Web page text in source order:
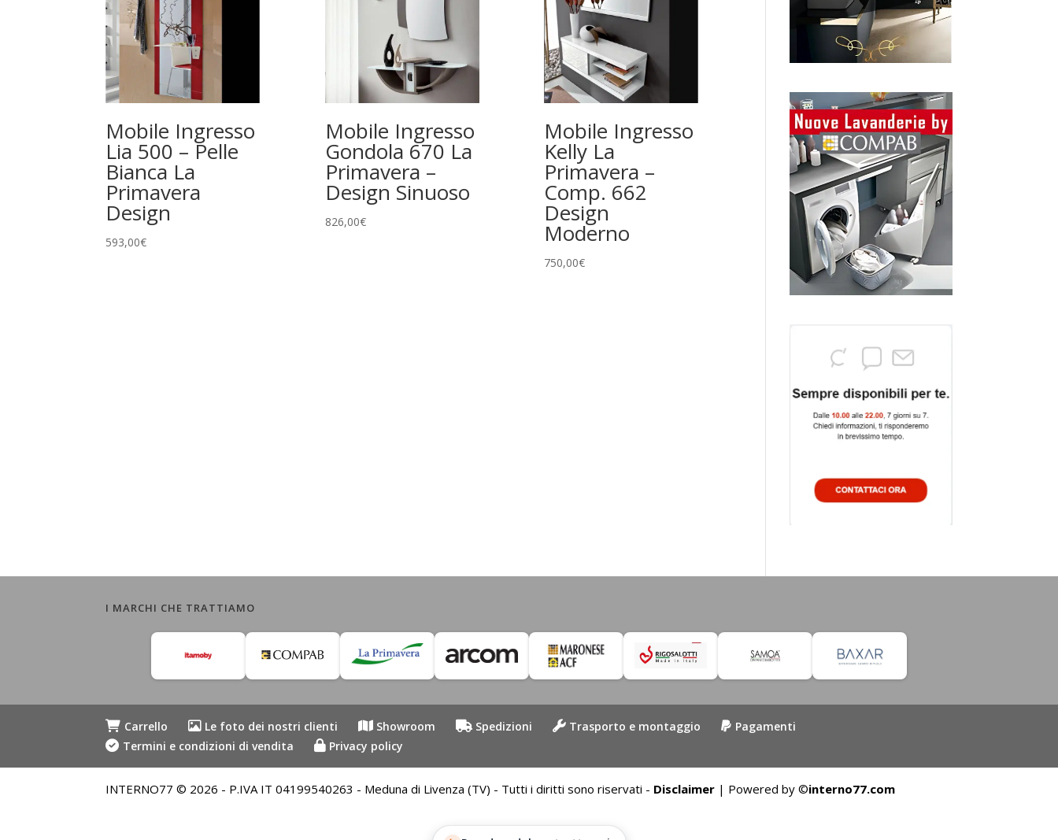
Mobile Ingresso
Lia 500 – Pelle
Bianca La
Primavera
Design
593,00€
Mobile Ingresso
Gondola 670 La
Primavera –
Design Sinuoso
826,00€
Mobile Ingresso
Kelly La
Primavera –
Comp. 662
Design
Moderno
750,00€
I MARCHI CHE TRATTIAMO
Carrello Le foto dei nostri clienti Showroom Spedizioni Trasporto e montaggio
Pagamenti
Termini e condizioni di vendita
Privacy policy
INTERNO77 © 2026 - P.IVA IT 04199540263 - Meduna di Livenza (TV) - Tutti i diritti sono riservati - Disclaimer | Powered by ©interno77.com